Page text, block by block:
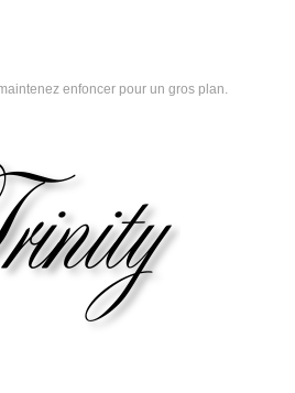
enfoncer pour un gros plan.